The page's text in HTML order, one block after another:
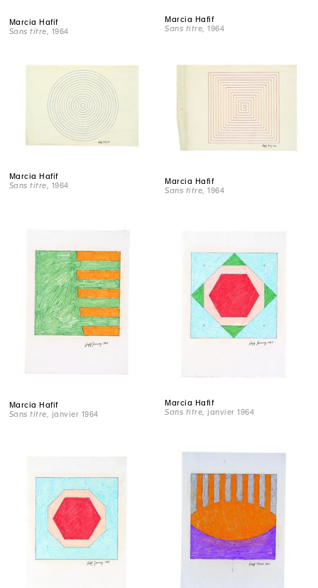
Marcia Hafif
Sans titre , 1964
Marcia Hafif
Sans titre, 1964
Marcia Hafif
Sans titre , 1964
Marcia Hafif
Sans titre , 1964
Marcia Hafif
Sans titre , janvier 1964
Marcia Hafif
Sans titre, janvier 1964